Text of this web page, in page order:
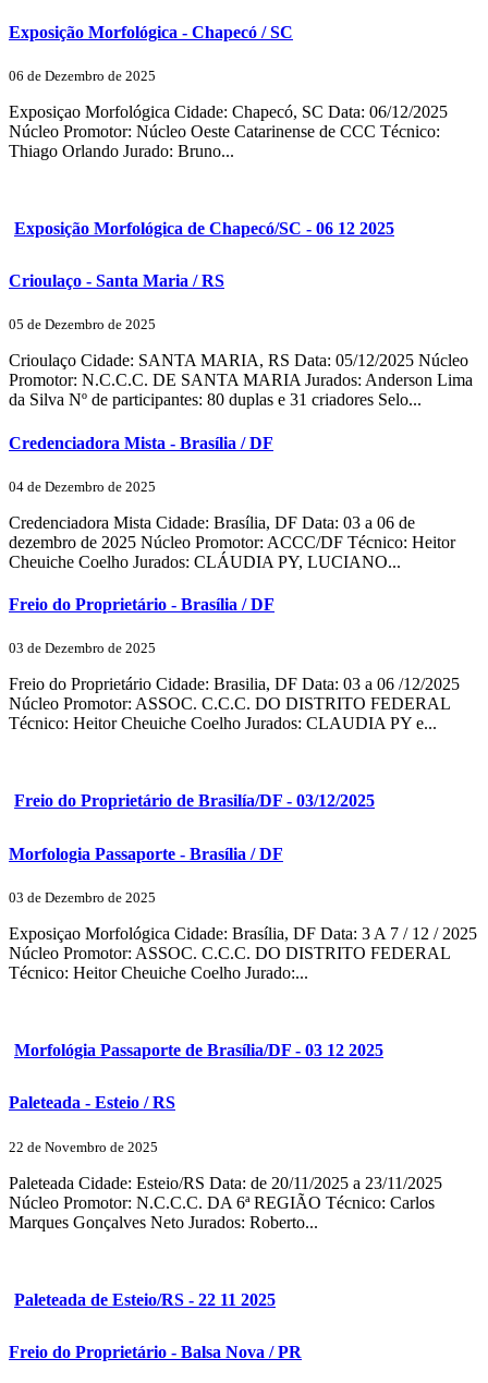
Exposição Morfológica - Chapecó / SC
06 de Dezembro de 2025
Exposiçao Morfológica Cidade: Chapecó, SC Data: 06/12/2025
Núcleo Promotor: Núcleo Oeste Catarinense de CCC Técnico:
Thiago Orlando Jurado: Bruno...
Exposição Morfológica de Chapecó/SC - 06 12 2025
Crioulaço - Santa Maria / RS
05 de Dezembro de 2025
Crioulaço Cidade: SANTA MARIA, RS Data: 05/12/2025 Núcleo
Promotor: N.C.C.C. DE SANTA MARIA Jurados: Anderson Lima
da Silva Nº de participantes: 80 duplas e 31 criadores Selo...
Credenciadora Mista - Brasília / DF
04 de Dezembro de 2025
Credenciadora Mista Cidade: Brasília, DF Data: 03 a 06 de
dezembro de 2025 Núcleo Promotor: ACCC/DF Técnico: Heitor
Cheuiche Coelho Jurados: CLÁUDIA PY, LUCIANO...
Freio do Proprietário - Brasília / DF
03 de Dezembro de 2025
Freio do Proprietário Cidade: Brasilia, DF Data: 03 a 06 /12/2025
Núcleo Promotor: ASSOC. C.C.C. DO DISTRITO FEDERAL
Técnico: Heitor Cheuiche Coelho Jurados: CLAUDIA PY e...
Freio do Proprietário de Brasilía/DF - 03/12/2025
Morfologia Passaporte - Brasília / DF
03 de Dezembro de 2025
Exposiçao Morfológica Cidade: Brasília, DF Data: 3 A 7 / 12 / 2025
Núcleo Promotor: ASSOC. C.C.C. DO DISTRITO FEDERAL
Técnico: Heitor Cheuiche Coelho Jurado:...
Morfológia Passaporte de Brasília/DF - 03 12 2025
Paleteada - Esteio / RS
22 de Novembro de 2025
Paleteada Cidade: Esteio/RS Data: de 20/11/2025 a 23/11/2025
Núcleo Promotor: N.C.C.C. DA 6ª REGIÃO Técnico: Carlos
Marques Gonçalves Neto Jurados: Roberto...
Paleteada de Esteio/RS - 22 11 2025
Freio do Proprietário - Balsa Nova / PR